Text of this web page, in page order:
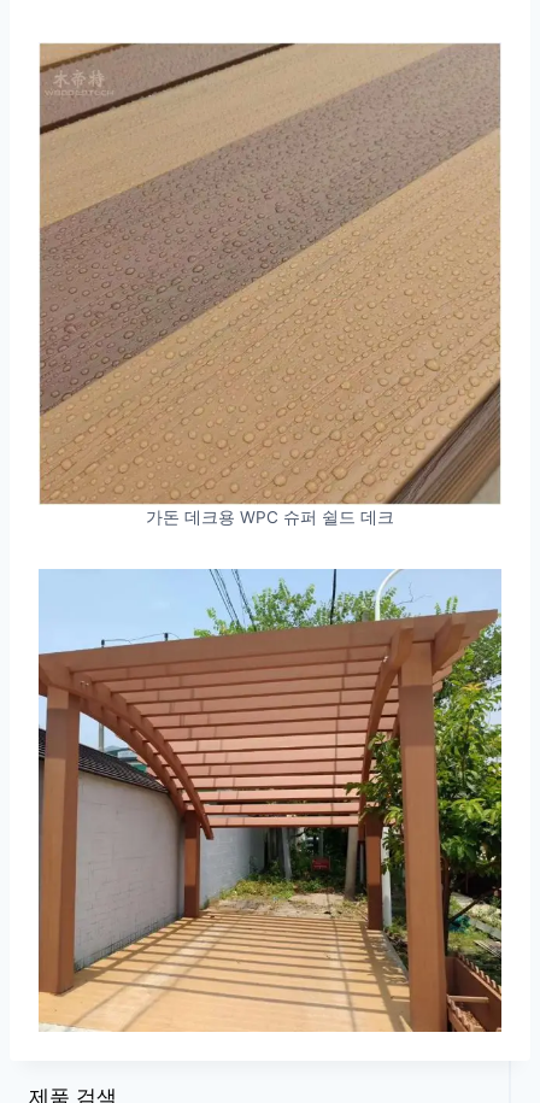
가돈 데크용 WPC 슈퍼 쉴드 데크
제품 검색